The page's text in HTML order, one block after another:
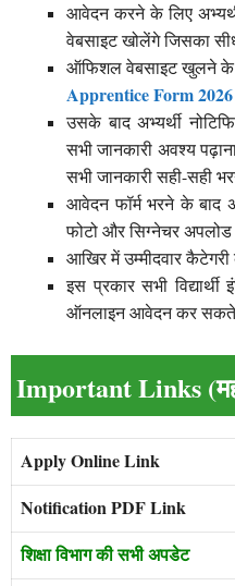
आवेदन करने के लिए
वेबसाइट खोलेंगे जिसका
ऑफिशल वेबसाइट खुलने के
Apprentice Form 2026
उसके बाद अभ्यर्थी
सभी जानकारी अवश्य
सभी जानकारी सही-सही
आवेदन फॉर्म भरने के बाद
फोटो और सिग्नेचर
आखिर में उम्मीदवार
इस प्रकार सभी
ऑनलाइन आवेदन कर
Important Links
Apply Online Link
Notification PDF Link
शिक्षा विभाग की सभी अपडेट